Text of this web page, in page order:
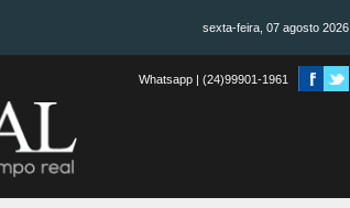
sexta-feira, 07 agosto 2026
Whatsapp | (24)99901-1961